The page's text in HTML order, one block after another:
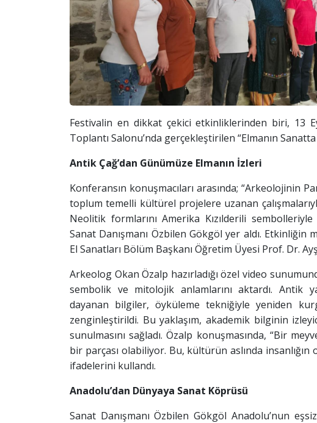
Festivalin en dikkat çekici etkinliklerinden biri, 13
Toplantı Salonu’nda gerçekleştirilen “Elmanın
Antik Çağ’dan Günümüze Elmanın İzleri
Konferansın konuşmacıları arasında; “Arkeolojinin
toplum temelli kültürel projelere uzanan
Neolitik formlarını Amerika Kızılderili
Sanat Danışmanı Özbilen Gökgöl yer aldı.
El Sanatları Bölüm Başkanı Öğretim Üyesi Prof. Dr.
Arkeolog Okan Özalp hazırladığı özel video
sembolik ve mitolojik anlamlarını aktardı. Antik
dayanan bilgiler, öyküleme tekniğiyle yeniden
zenginleştirildi. Bu yaklaşım, akademik bilginin
sunulmasını sağladı. Özalp konuşmasında, “Bir
bir parçası olabiliyor. Bu, kültürün aslında
ifadelerini kullandı.
Anadolu’dan Dünyaya Sanat Köprüsü
Sanat Danışmanı Özbilen Gökgöl Anadolu’nun